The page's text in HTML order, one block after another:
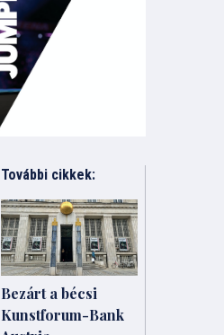
További cikkek:
Bezárt a bécsi
Kunstforum-Bank